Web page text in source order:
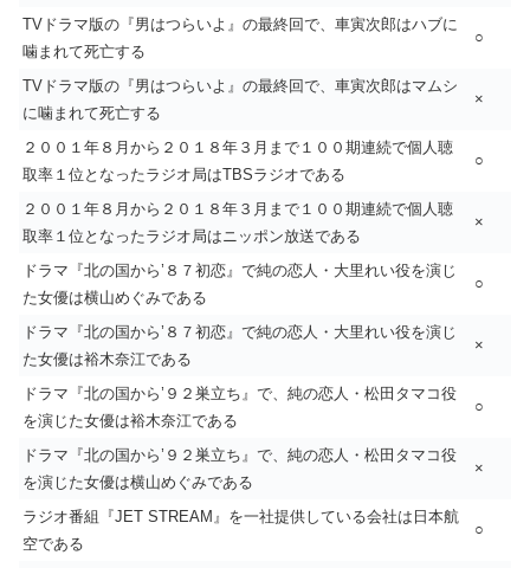
TVドラマ版の『男はつらいよ』の最終回で、車寅次郎はハブに
噛まれて死亡する
○
TVドラマ版の『男はつらいよ』の最終回で、車寅次郎はマムシ
に噛まれて死亡する
×
２００１年８月から２０１８年３月まで１００期連続で個人聴
取率１位となったラジオ局はTBSラジオである
○
２００１年８月から２０１８年３月まで１００期連続で個人聴
取率１位となったラジオ局はニッポン放送である
×
ドラマ『北の国から’８７初恋』で純の恋人・大里れい役を演じ
た女優は横山めぐみである
○
ドラマ『北の国から’８７初恋』で純の恋人・大里れい役を演じ
た女優は裕木奈江である
×
ドラマ『北の国から’９２巣立ち』で、純の恋人・松田タマコ役
を演じた女優は裕木奈江である
○
ドラマ『北の国から’９２巣立ち』で、純の恋人・松田タマコ役
を演じた女優は横山めぐみである
×
ラジオ番組『JET STREAM』を一社提供している会社は日本航
空である
○